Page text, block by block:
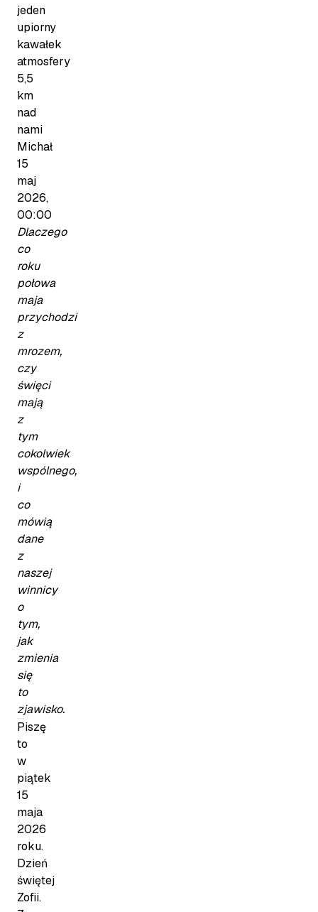
jeden
upiorny
kawałek
atmosfery
5,5
km
nad
nami
Michał
15
maj
2026,
00:00
Dlaczego
co
roku
połowa
maja
przychodzi
z
mrozem,
czy
święci
mają
z
tym
cokolwiek
wspólnego,
i
co
mówią
dane
z
naszej
winnicy
o
tym,
jak
zmienia
się
to
zjawisko.
Piszę
to
w
piątek
15
maja
2026
roku.
Dzień
świętej
Zofii.